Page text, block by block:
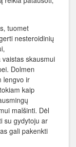
tuomet
nesteroidinių
vaistas skausmui
Dolmen
lengvo ir
kaip
malšinti. Dėl
su gydytoju ar
gali pakenkti